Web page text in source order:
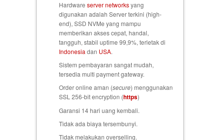
Hardware server networksyang
digunakan adalah Server terkini (high-
end), SSD NVMe yang mampu
memberikan akses cepat, handal,
tangguh, stabil uptime 99,9%, terletak di
Indonesia dan USA.
Sistem pembayaran sangat mudah,
tersedia multi payment gateway.
Order online aman (secure) menggunakan
SSL 256-bit encryption (https)
Garansi 14 hari uang kembali.
Tidak ada biaya tersembunyi.
Tidak melakukan overselling.